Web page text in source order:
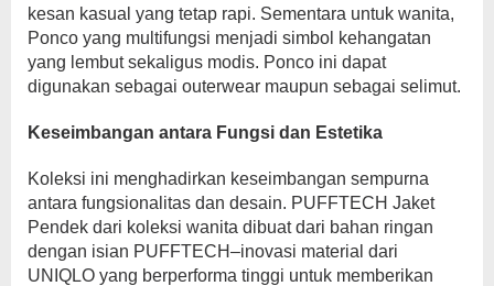
kesan kasual yang tetap rapi. Sementara untuk wanita,
Ponco yang multifungsi menjadi simbol kehangatan
yang lembut sekaligus modis. Ponco ini dapat
digunakan sebagai outerwear maupun sebagai selimut.
Keseimbangan antara Fungsi dan Estetika
Koleksi ini menghadirkan keseimbangan sempurna
antara fungsionalitas dan desain. PUFFTECH Jaket
Pendek dari koleksi wanita dibuat dari bahan ringan
dengan isian PUFFTECH–inovasi material dari
UNIQLO yang berperforma tinggi untuk memberikan